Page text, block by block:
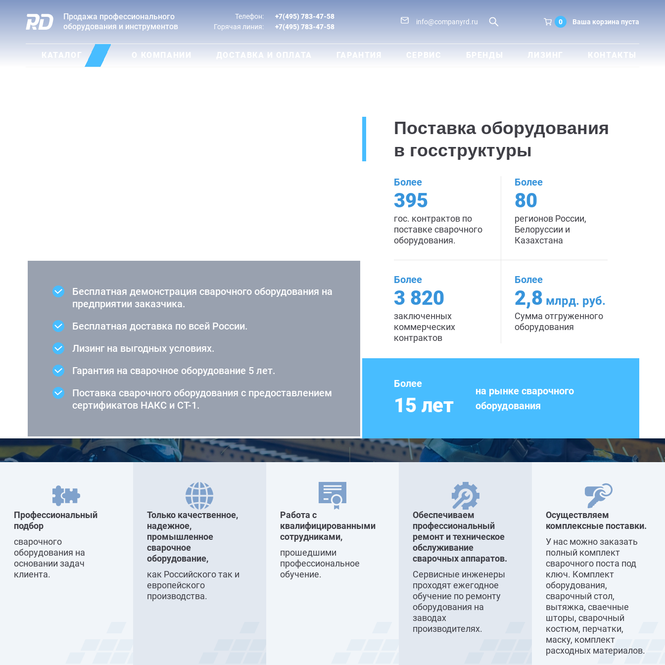
Продажа профессионального
оборудования и инструментов
Телефон:
+7(495) 783-47-58
Горячая линия:
+7(495) 783-47-58
info@companyrd.ru 0 Ваша корзина пуста
КАТАЛОГ О КОМПАНИИ ДОСТАВКА И ОПЛАТА ГАРАНТИЯ СЕРВИС БРЕНДЫ ЛИЗИНГ КОНТАКТЫ
Бесплатная демонстрация сварочного оборудования на
предприятии заказчика.
Бесплатная доставка по всей России.
Лизинг на выгодных условиях.
Гарантия на сварочное оборудование 5 лет.
Поставка сварочного оборудования с предоставлением
сертификатов НАКС и СТ-1.
Поставка оборудования
в госструктуры
Более
395
гос. контрактов по
поставке сварочного
оборудования.
Более
80
регионов России,
Белоруссии и
Казахстана
Более
3 820
заключенных
коммерческих
контрактов
Более
2,8 млрд. руб.
Сумма отгруженного
оборудования
Более
15 лет
на рынке сварочного
оборудования
Профессиональный
подбор
сварочного
оборудования на
основании задач
клиента.
Только качественное,
надежное,
промышленное
сварочное
оборудование,
как Российского так и
европейского
производства.
Работа с
квалифицированными
сотрудниками,
прошедшими
профессиональное
обучение.
Обеспечиваем
профессиональный
ремонт и техническое
обслуживание
сварочных аппаратов.
Сервисные инженеры
проходят ежегодное
обучение по ремонту
оборудования на
заводах
производителях.
Осуществляем
комплексные поставки.
У нас можно заказать
полный комплект
сварочного поста под
ключ. Комплект
оборудования,
сварочный стол,
вытяжка, сваечные
шторы, сварочный
костюм, перчатки,
маску, комплект
расходных материалов.